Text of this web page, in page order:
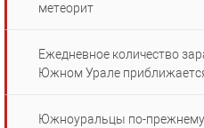
метеорит
Ежедневное количество
Южном Урале
Южноуральцы по-